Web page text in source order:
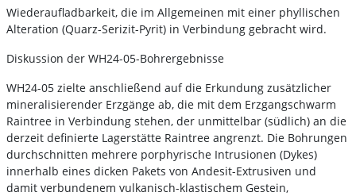
Wiederaufladbarkeit, die im Allgemeinen mit einer phyllischen
Alteration (Quarz-Serizit-Pyrit) in Verbindung gebracht wird.
Diskussion der WH24-05-Bohrergebnisse
WH24-05 zielte anschließend auf die Erkundung zusätzlicher
mineralisierender Erzgänge ab, die mit dem Erzgangschwarm
Raintree in Verbindung stehen, der unmittelbar (südlich) an die
derzeit definierte Lagerstätte Raintree angrenzt. Die Bohrungen
durchschnitten mehrere porphyrische Intrusionen (Dykes)
innerhalb eines dicken Pakets von Andesit-Extrusiven und
damit verbundenem vulkanisch-klastischem Gestein,